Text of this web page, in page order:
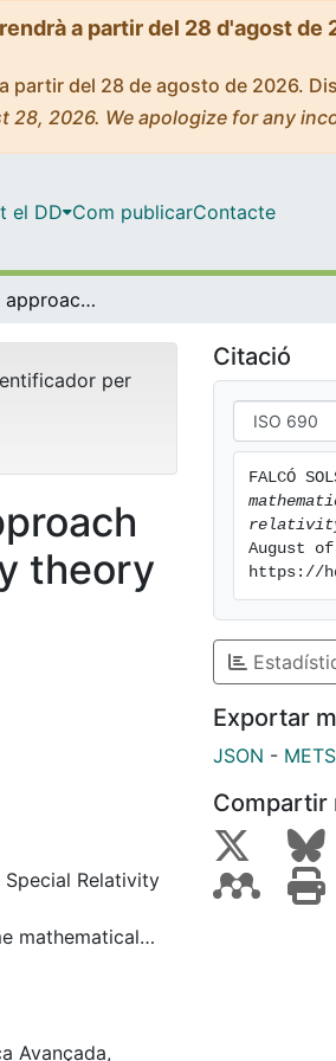
a partir del 28 d'agost de
partir del 28 de agosto de 2026.
2026. We apologize for any
el DD Com publicarContacte
A mathematical approach to general relativity theory
per
theory
Relativity
mathematical
and the Ricci
last century. We
Avançada,
Citació
FALCÓ
August
https://
Exportar
JSON - METS
Compartir